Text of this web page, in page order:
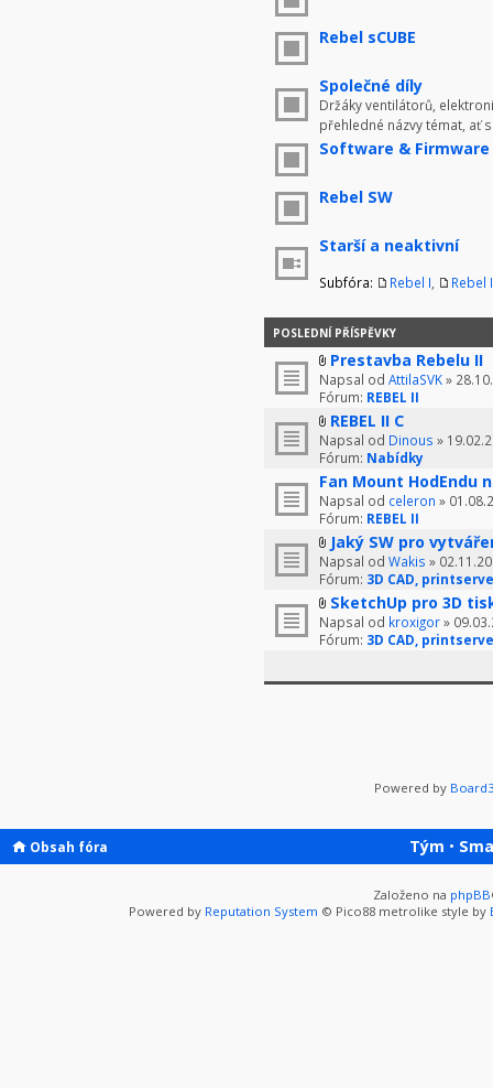
Rebel sCUBE
Společné díly
Držáky ventilátorů,
přehledné názvy témat, ať
Software & Firmware
Rebel SW
Starší a neaktivní
Subfóra: Rebel I Rebel
POSLEDNÍ PŘÍSPĚVKY
Prestavba Rebelu II
Napsal od AttilaSVK»
Fórum: REBEL II
REBEL II C
Napsal od Dinous »
Fórum: Nabídky
Fan Mount HodEndu
Napsal od celeron »
Fórum: REBEL II
Jaký SW pro
Napsal od Wakis »
Fórum: 3D CAD,
SketchUp pro 3D
Napsal od kroxigor»
Fórum: 3D CAD,
Powered by
Obsah fóra Tým •
Založeno na phpBB
Powered by Reputation System © Pico88 metrolike style by